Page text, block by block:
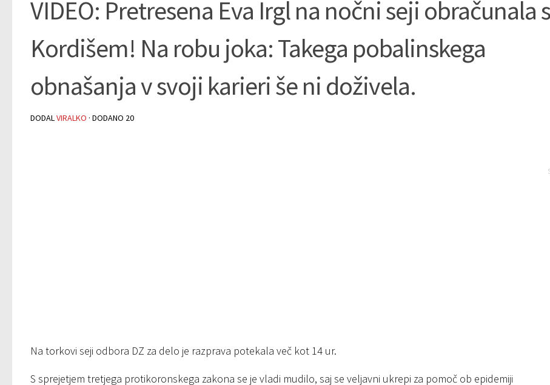
VIDEO: Pretresena Eva Irgl na nočni seji obračunala s
Kordišem! Na robu joka: Takega pobalinskega
obnašanja v svoji karieri še ni doživela.
DODALVIRALKO · DODANO 20
Na torkovi seji odbora DZ za delo je razprava potekala več kot 14 ur.
S sprejetjem tretjega protikoronskega zakona se je vladi mudilo, saj se veljavni ukrepi za pomoč ob epidemiji